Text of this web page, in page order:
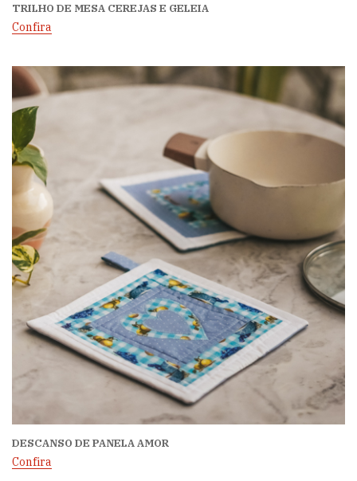
TRILHO DE MESA CEREJAS E GELEIA
Confira
DESCANSO DE PANELA AMOR
Confira